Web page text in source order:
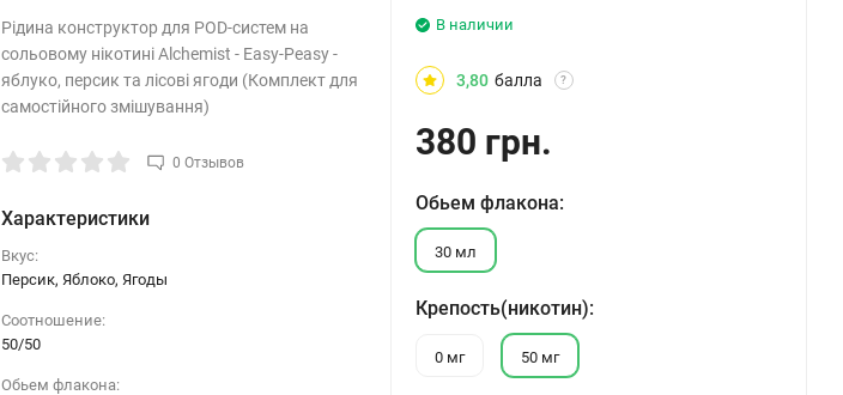
Рідина конструктор для POD-систем на
сольовому нікотині Alchemist - Easy-Peasy -
яблуко, персик та лісові ягоди (Комплект для
самостійного змішування)
0 Отзывов
Характеристики
Вкус:
Персик, Яблоко, Ягоды
Соотношение:
50/50
Обьем флакона:
В наличии
3,80 балла ?
380 грн.
Обьем флакона:
30 мл
Крепость(никотин):
0 мг 50 мг